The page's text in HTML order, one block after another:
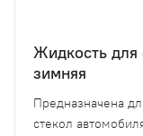
Жидкость для
зимняя
Предназначена
стекол